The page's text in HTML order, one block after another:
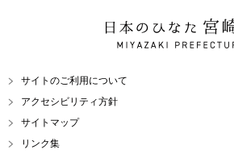
日本のひなた 宮崎県
MIYAZAKI
サイトのご利用について
アクセシビリティ方針
サイトマップ
リンク集